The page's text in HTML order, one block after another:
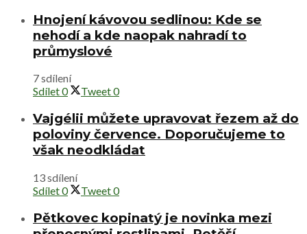
Hnojení kávovou sedlinou: Kde se
nehodí a kde naopak nahradí to
průmyslové
7 sdílení
Sdílet0 Tweet0
Vajgélii můžete upravovat řezem až do
poloviny července. Doporučujeme to
však neodkládat
13 sdílení
Sdílet0 Tweet0
Pětkovec kopinatý je novinka mezi